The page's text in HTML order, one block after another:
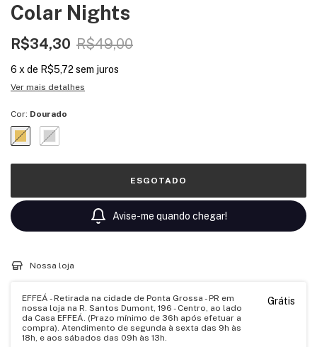
Colar Nights
R$34,30 R$49,00
6 x de R$5,72 sem juros
Ver mais detalhes
Cor: Dourado
Avise-me quando chegar!
Nossa loja
EFFEÁ - Retirada na cidade de Ponta Grossa - PR em
nossa loja na R. Santos Dumont, 196 - Centro, ao lado
da Casa EFFEÁ. (Prazo mínimo de 36h após efetuar a
compra). Atendimento de segunda à sexta das 9h às
18h, e aos sábados das 09h às 13h.
Grátis